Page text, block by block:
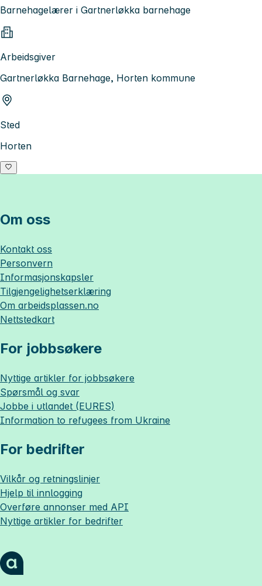
Barnehagelærer i Gartnerløkka barnehage
Arbeidsgiver
Gartnerløkka Barnehage, Horten kommune
Sted
Horten
Om oss
Kontakt oss
Personvern
Informasjonskapsler
Tilgjengelighetserklæring
Om arbeidsplassen.no
Nettstedkart
For jobbsøkere
Nyttige artikler for jobbsøkere
Spørsmål og svar
Jobbe i utlandet (EURES)
Information to refugees from Ukraine
For bedrifter
Vilkår og retningslinjer
Hjelp til innlogging
Overføre annonser med API
Nyttige artikler for bedrifter